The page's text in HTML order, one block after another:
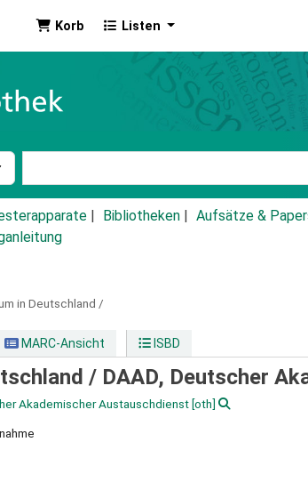
Korb Listen
Bibliotheken Aufsätze &
in Deutschland /
MARC-Ansicht ISBD
/ DAAD, Deutscher
Akademischer Austauschdienst [oth]